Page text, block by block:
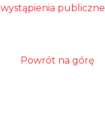
wystąpienia publiczne
Powrót na górę